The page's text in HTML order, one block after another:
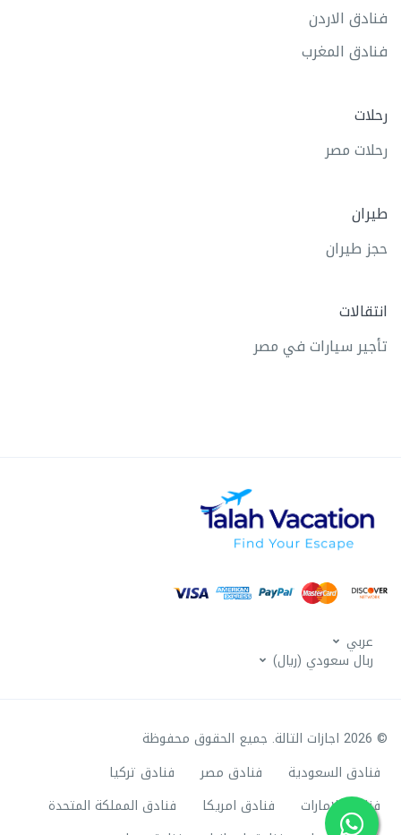
فنادق الاردن
فنادق المغرب
رحلات
رحلات مصر
طيران
حجز طيران
انتقالات
تأجير سيارات في مصر
عربي
ربال سعودي (ريال)
© 2026 اجازات التالة. جميع الحقوق محفوظة
فنادق السعودية
فنادق مصر
فنادق تركيا
فنادق الامارات
فنادق امريكا
فنادق المملكة المتحدة